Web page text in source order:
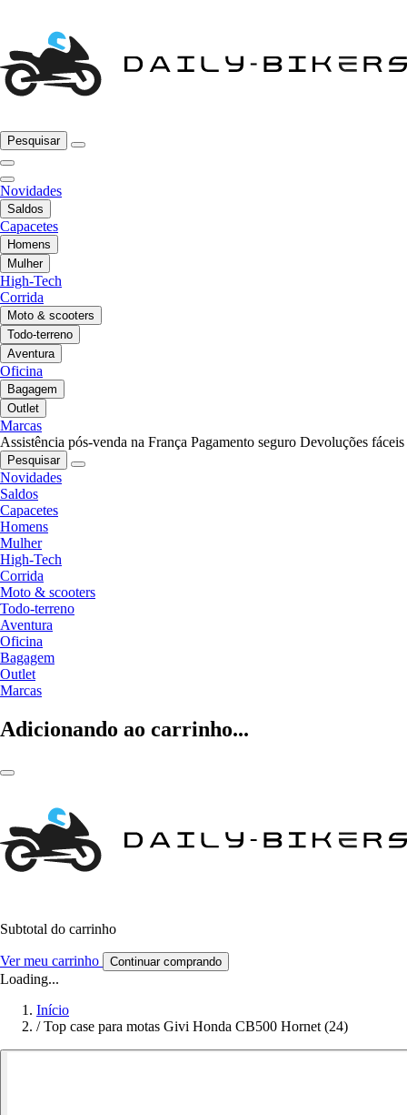
Pesquisar
Novidades
Saldos
Capacetes
Homens
Mulher
High-Tech
Corrida
Moto & scooters
Todo-terreno
Aventura
Oficina
Bagagem
Outlet
Marcas
Assistência pós-venda na França Pagamento seguro Devoluções fáceis
Pesquisar
Novidades
Saldos
Capacetes
Homens
Mulher
High-Tech
Corrida
Moto & scooters
Todo-terreno
Aventura
Oficina
Bagagem
Outlet
Marcas
Adicionando ao carrinho...
Subtotal do carrinho
Ver meu carrinho Continuar comprando
Loading...
Início
/ Top case para motas Givi Honda CB500 Hornet (24)